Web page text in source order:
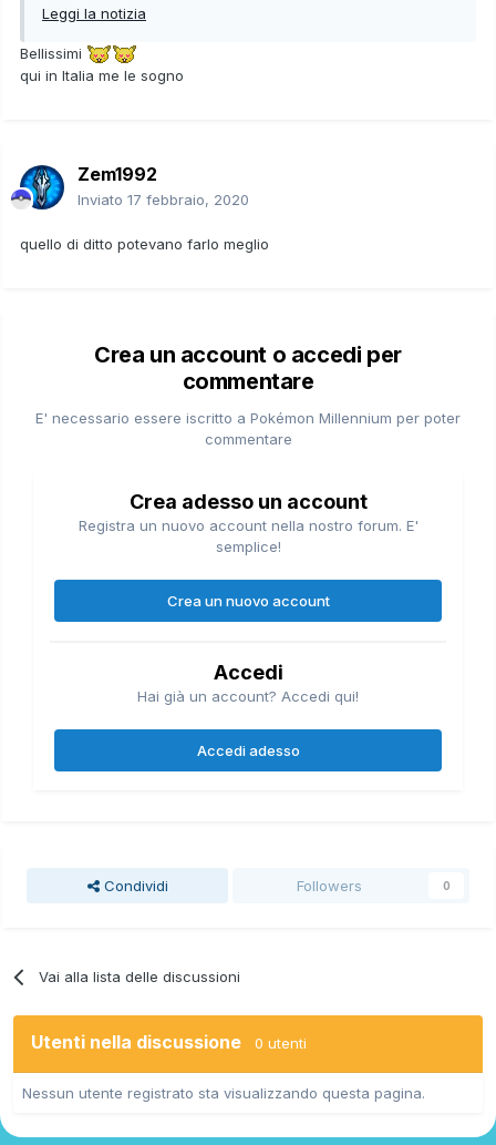
Leggi la notizia
Bellissimi
qui in Italia me le sogno
Zem1992
Inviato 17 febbraio, 2020
quello di ditto potevano farlo meglio
Crea un account o accedi per
commentare
E' necessario essere iscritto a Pokémon Millennium per poter
commentare
Crea adesso un account
Registra un nuovo account nella nostro forum. E'
semplice!
Crea un nuovo account
Accedi
Hai già un account? Accedi qui!
Accedi adesso
Condividi Followers 0
Vai alla lista delle discussioni
Utenti nella discussione 0 utenti
Nessun utente registrato sta visualizzando questa pagina.